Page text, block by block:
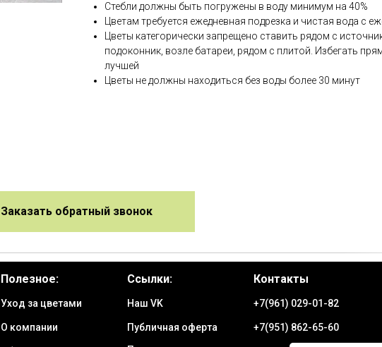
Стебли должны быть погружены в воду минимум на 40%
Цветам требуется ежедневная подрезка и чистая вода с
Цветы категорически запрещено ставить рядом с
подоконник, возле батареи, рядом с плитой. Избегать
лучшей
Цветы не должны находиться без воды более 30 минут
Заказать обратный звонок
Полезное:
Уход за цветами
О компании
Ссылки:
Наш VK
Публичная оферта
Контакты
+7(961) 029-01-82
+7(951) 862-65-60